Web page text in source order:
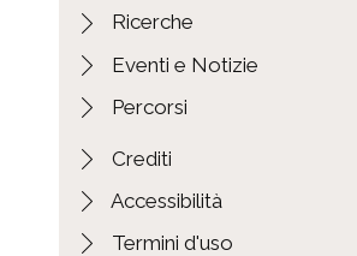
Ricerche
Eventi e Notizie
Percorsi
Crediti
Accessibilità
Termini d'uso